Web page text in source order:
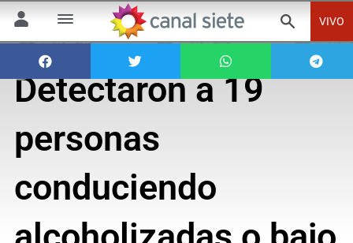
VIVO
Detectaron a 19
personas
conduciendo